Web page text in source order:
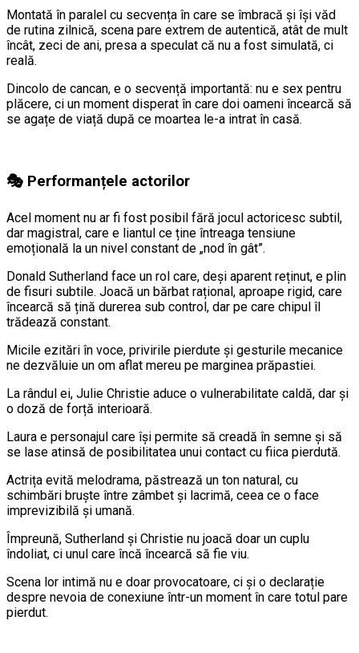
Montată în paralel cu secvența în care se îmbracă și își văd
de rutina zilnică, scena pare extrem de autentică, atât de mult
încât, zeci de ani, presa a speculat că nu a fost simulată, ci
reală.
Dincolo de cancan, e o secvență importantă: nu e sex pentru
plăcere, ci un moment disperat în care doi oameni încearcă să
se agațe de viață după ce moartea le-a intrat în casă.
🎭 Performanțele actorilor
Acel moment nu ar fi fost posibil fără jocul actoricesc subtil,
dar magistral, care e liantul ce ține întreaga tensiune
emoțională la un nivel constant de „nod în gât”.
Donald Sutherland face un rol care, deși aparent reținut, e plin
de fisuri subtile. Joacă un bărbat rațional, aproape rigid, care
încearcă să țină durerea sub control, dar pe care chipul îl
trădează constant.
Micile ezitări în voce, privirile pierdute și gesturile mecanice
ne dezvăluie un om aflat mereu pe marginea prăpastiei.
La rândul ei, Julie Christie aduce o vulnerabilitate caldă, dar și
o doză de forță interioară.
Laura e personajul care își permite să creadă în semne și să
se lase atinsă de posibilitatea unui contact cu fiica pierdută.
Actrița evită melodrama, păstrează un ton natural, cu
schimbări bruște între zâmbet și lacrimă, ceea ce o face
imprevizibilă și umană.
Împreună, Sutherland și Christie nu joacă doar un cuplu
îndoliat, ci unul care încă încearcă să fie viu.
Scena lor intimă nu e doar provocatoare, ci și o declarație
despre nevoia de conexiune într-un moment în care totul pare
pierdut.